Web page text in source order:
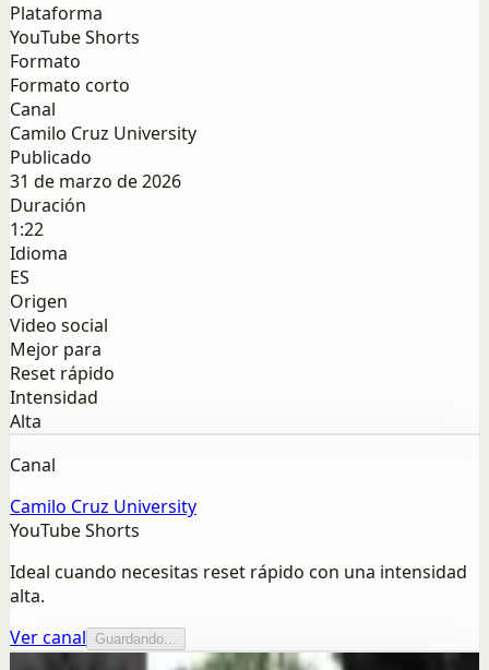
Plataforma
YouTube Shorts
Formato
Formato corto
Canal
Camilo Cruz University
Publicado
31 de marzo de 2026
Duración
1:22
Idioma
ES
Origen
Video social
Mejor para
Reset rápido
Intensidad
Alta
Canal
Camilo Cruz University
YouTube Shorts
Ideal cuando necesitas reset rápido con una intensidad
alta.
Ver canal
Guardando...